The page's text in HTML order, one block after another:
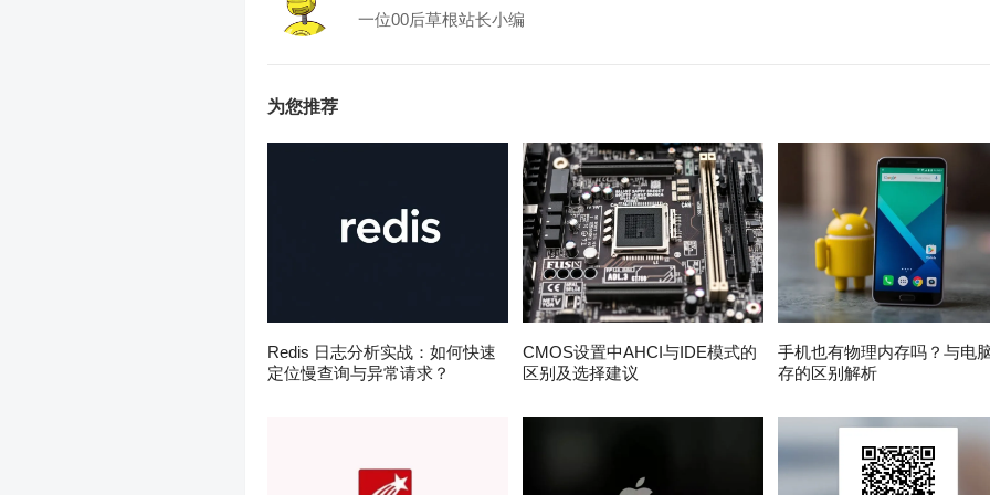
一位00后草根站长小编
为您推荐
Redis 日志分析实战：如何快速
定位慢查询与异常请求？
CMOS设置中AHCI与IDE模式的
区别及选择建议
手机也有物理内存吗？与电
存的区别解析